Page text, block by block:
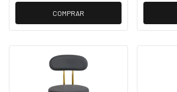
COMPRAR